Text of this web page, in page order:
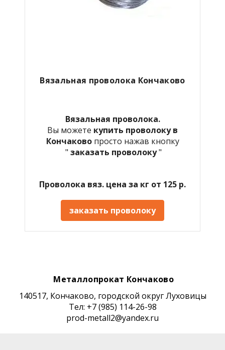
Вязальная проволока Кончаково
Вязальная проволока.
Вы можете купить проволоку в
Кончаково просто нажав кнопку
" заказать проволоку"
Проволока вяз. цена за кг от 125 р.
заказать проволоку
Металлопрокат Кончаково
140517, Кончаково, городской округ Луховицы
Тел: +7 (985) 114-26-98
prod-metall2@yandex.ru